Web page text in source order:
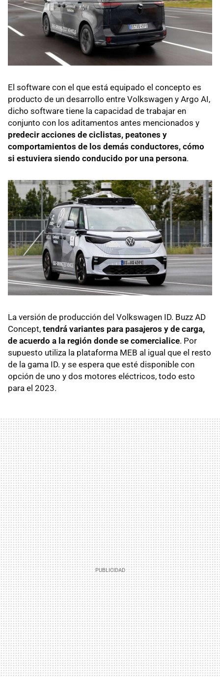
El software con el que está equipado el concepto es
producto de un desarrollo entre Volkswagen y Argo AI,
dicho software tiene la capacidad de trabajar en
conjunto con los aditamentos antes mencionados y
predecir acciones de ciclistas, peatones y
comportamientos de los demás conductores, cómo
si estuviera siendo conducido por una persona.
La versión de producción del Volkswagen ID. Buzz AD
Concept, tendrá variantes para pasajeros y de carga,
de acuerdo a la región donde se comercialice. Por
supuesto utiliza la plataforma MEB al igual que el resto
de la gama ID. y se espera que esté disponible con
opción de uno y dos motores eléctricos, todo esto
para el 2023.